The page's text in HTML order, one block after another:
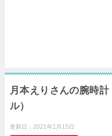
月本えりさんの腕時
ル）
更新日： 2021年1月15日